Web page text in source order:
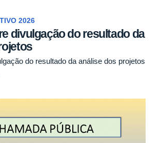
2026
divulgação do resultado da
do resultado da análise dos projetos